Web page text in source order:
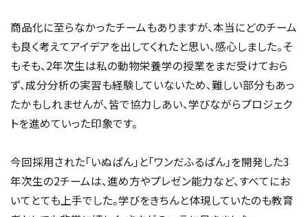
商品化に至らなかったチームもありますが、本当にどのチーム
も良く考えてアイデアを出してくれたと思い、感心しました。そ
もそも、2年次生は私の動物栄養学の授業をまだ受けておら
ず、成分分析の実習も経験していないため、難しい部分もあっ
たかもしれませんが、皆で協力しあい、学びながらプロジェク
トを進めていった印象です。
今回採用された「いぬぱん」と「ワンだふるぱん」を開発した3
年次生の2チームは、進め方やプレゼン能力など、すべてにお
いてとても上手でした。学びをきちんと体現していたのも教育